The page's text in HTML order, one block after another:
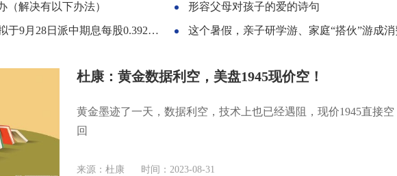
（解决有以下办法）
9月28日派中期息每股0.392港元
形容父母对孩子的爱的诗句
这个暑假，亲子研学游、家庭“搭伙”游成
杜康：黄金数据利空，美盘1945现价空！
黄金墨迹了一天，数据利空，技术上也已经遇阻，现价1945直接空
回
来源：杜康 时间：2023-08-31